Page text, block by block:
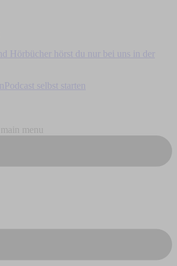
Hörbücher hörst du nur bei uns in der
Podcast selbst starten
menu